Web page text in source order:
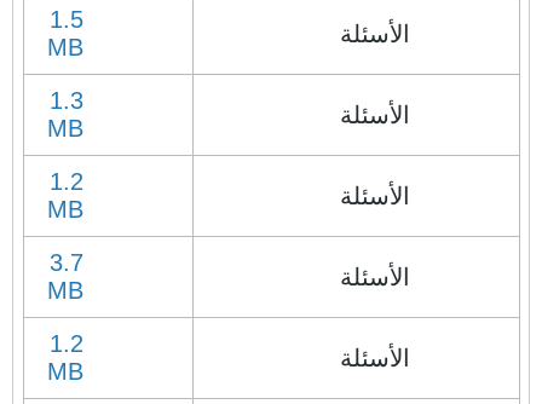
الأسئلة
1.5
MB
الأسئلة
1.3
MB
الأسئلة
1.2
MB
الأسئلة
3.7
MB
الأسئلة
1.2
MB